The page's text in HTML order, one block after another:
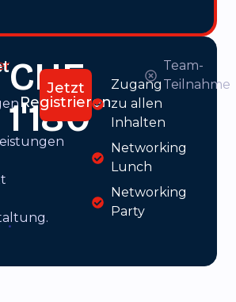
.
CHF
1'180
Jetzt
Registrieren
Zugang
zu allen
Inhalten
Networking
Lunch
Networking
Party
Team-
Teilnahme